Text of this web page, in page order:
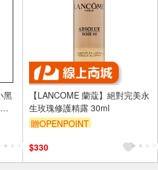
黑
【LANCOME 蘭蔻】絕對完美永
生玫瑰修護精露 30ml
贈OPENPOINT
（運費不算在 2000 元的範圍
內）
$330